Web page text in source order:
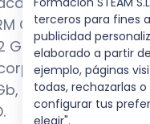
Cortex - A53
Gb de RAM.
ampliable
terceros para fines
publicidad
elaborado a partir
ejemplo, páginas
todas, rechazarlas
configurar tus
elegir".